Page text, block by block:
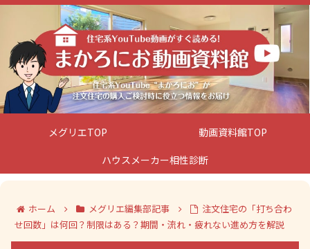
メグリエTOP
動画資料館TOP
ハウスメーカー相性診断
ホーム メグリエ編集部記事
注文住宅の「打ち合わ
せ回数」は何回？制限はある？期間・流れ・疲れない進め方を解説